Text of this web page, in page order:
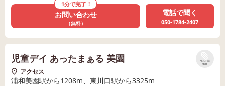
1分で完了！
お問い合わせ
（無料）
電話で聞く
050-1784-2407
リストに
保存
児童デイ あったまぁる 美園
アクセス
浦和美園駅から1208m、東川口駅から3325m